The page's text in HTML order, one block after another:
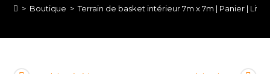
> Boutique > Terrain de basket intérieur 7m x 7m | Panier |